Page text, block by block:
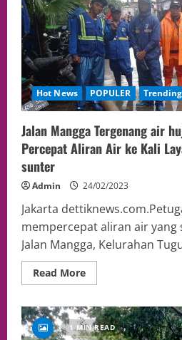
Hot News POPULER Trending
Jalan Mangga Tergenang air
Percepat Aliran Air ke Kali
sunter
Admin 24/02/2023
Jakarta
mempercepat aliran air yang
Jalan Mangga, Kelurahan
Read More
1 MIN READ